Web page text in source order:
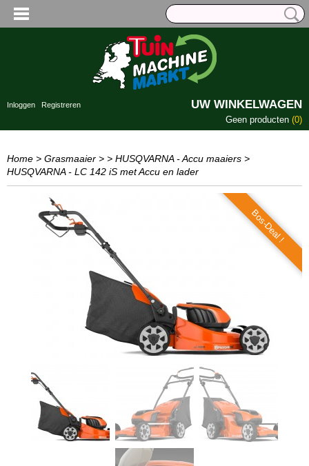
Inloggen Registreren UW WINKELWAGEN
Geen producten (0)
Home > Grasmaaier > > HUSQVARNA - Accu maaiers >
HUSQVARNA - LC 142 iS met Accu en lader
Bos-Deal !